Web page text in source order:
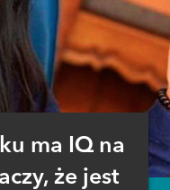
ma IQ na
że jest